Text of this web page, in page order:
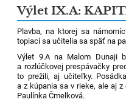
Výlet IX.A:
Plavba, na ktorej sa
topiaci sa učitelia sa späť na
Výlet 9.A na Malom Dunaji
a rozlúčkovej prespávačky
to prežili, aj učiteľky.
a z kúpania sa v rieke, ale aj
Paulínka Čmelková.